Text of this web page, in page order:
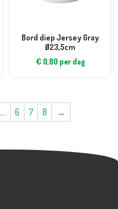
Bord diep Jersey Gray
Ø23,5cm
€ 0,80 per dag
… 6 7 8 →